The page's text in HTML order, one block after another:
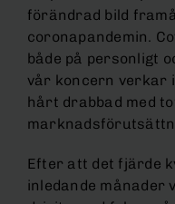
förändrad bild
coronapandemin.
både på personligt
vår koncern verkar
hårt drabbad med
Efter att det fjärde
inledande månader